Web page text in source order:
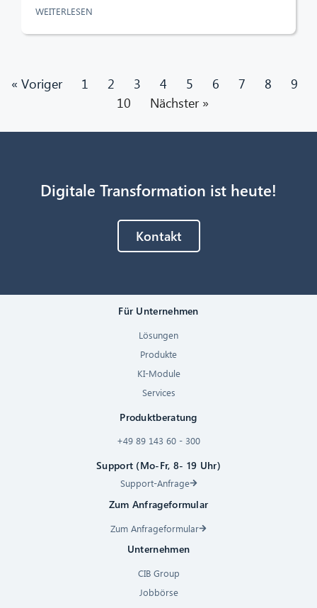
WEITERLESEN
« Voriger 1 2 3 4 5 6 7 8
9
10
Nächster »
Digitale Transformation ist heute!
Kontakt
Für Unternehmen
Lösungen
Produkte
KI-Module
Services
Produktberatung
+49 89 143 60 - 300
Support (Mo-Fr, 8- 19 Uhr)
Support-Anfrage
Zum Anfrageformular
Zum Anfrageformular
Unternehmen
CIB Group
Jobbörse